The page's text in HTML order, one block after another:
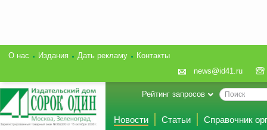
О нас Издания Дать рекламу
Контакты
news@id41.ru
Рейтинг запросов
Новости Статьи
Справочник